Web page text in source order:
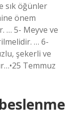
sık öğünler
önem
… 5- Meyve ve
… 6-
şekerli ve
Temmuz